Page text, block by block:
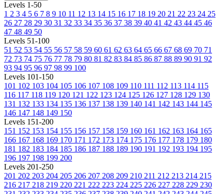
Levels 1-50
1 2 3 4 5 6 7 8 9 10 11 12 13 14 15 16 17 18 19 20 21 22 23 24 25
26 27 28 29 30 31 32 33 34 35 36 37 38 39 40 41 42 43 44 45 46
47 48 49 50
Levels 51-100
51 52 53 54 55 56 57 58 59 60 61 62 63 64 65 66 67 68 69 70 71
72 73 74 75 76 77 78 79 80 81 82 83 84 85 86 87 88 89 90 91 92
93 94 95 96 97 98 99 100
Levels 101-150
101 102 103 104 105 106 107 108 109 110 111 112 113 114 115
116 117 118 119 120 121 122 123 124 125 126 127 128 129 130
131 132 133 134 135 136 137 138 139 140 141 142 143 144 145
146 147 148 149 150
Levels 151-200
151 152 153 154 155 156 157 158 159 160 161 162 163 164 165
166 167 168 169 170 171 172 173 174 175 176 177 178 179 180
181 182 183 184 185 186 187 188 189 190 191 192 193 194 195
196 197 198 199 200
Levels 201-250
201 202 203 204 205 206 207 208 209 210 211 212 213 214 215
216 217 218 219 220 221 222 223 224 225 226 227 228 229 230